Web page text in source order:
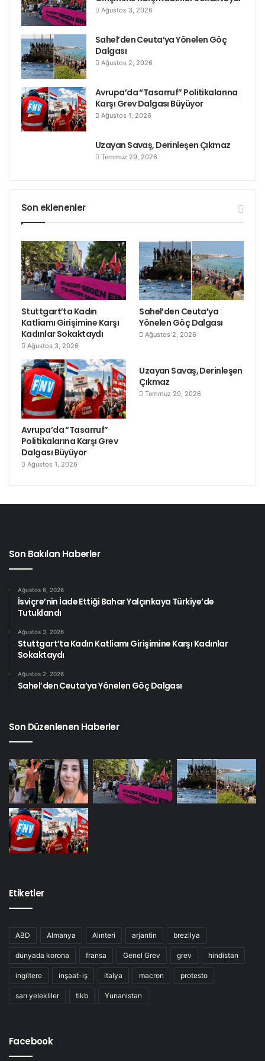
duraklara kadar takip etmek olarak gösterdi. Çevik
kuvvet eşliğinde toplu halde yürüyen kitle herhangi
bir çatışma çıkmadan alandan ayrıldı.
Ağustos 3, 2026
Sahel’den Ceuta’ya Yönelen Göç
Dalgası
Ağustos 2, 2026
Avrupa’da “Tasarruf” Politikalarına
Karşı Grev Dalgası Büyüyor
Ağustos 1, 2026
Uzayan Savaş, Derinleşen Çıkmaz
Temmuz 29, 2026
Son eklenenler
Stuttgart’ta Kadın
Katliamı Girişimine Karşı
Kadınlar Sokaktaydı
Ağustos 3, 2026
Sahel’den Ceuta’ya
Yönelen Göç Dalgası
Ağustos 2, 2026
Avrupa’da “Tasarruf”
Politikalarına Karşı Grev
Dalgası Büyüyor
Ağustos 1, 2026
Uzayan Savaş, Derinleşen
Çıkmaz
Temmuz 29, 2026
Son Bakılan Haberler
Ağustos 6, 2026
İsviçre’nin İade Ettiği Bahar Yalçınkaya Türkiye’de
Tutuklandı
Ağustos 3, 2026
Stuttgart’ta Kadın Katliamı Girişimine Karşı Kadınlar
Sokaktaydı
Ağustos 2, 2026
Sahel’den Ceuta’ya Yönelen Göç Dalgası
Son Düzenlenen Haberler
Etiketler
ABD Almanya Alınteri arjantin brezilya
dünyada korona fransa Genel Grev grev hindistan
ingiltere inşaat-iş italya macron protesto
sarı yelekliler tikb Yunanistan
Facebook